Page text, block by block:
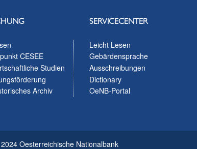
CESEE
Studien
Archiv
SERVICECENTER
Leicht Lesen
Gebärdensprache
Ausschreibungen
Dictionary
OeNB-Portal
Oesterreichische Nationalbank